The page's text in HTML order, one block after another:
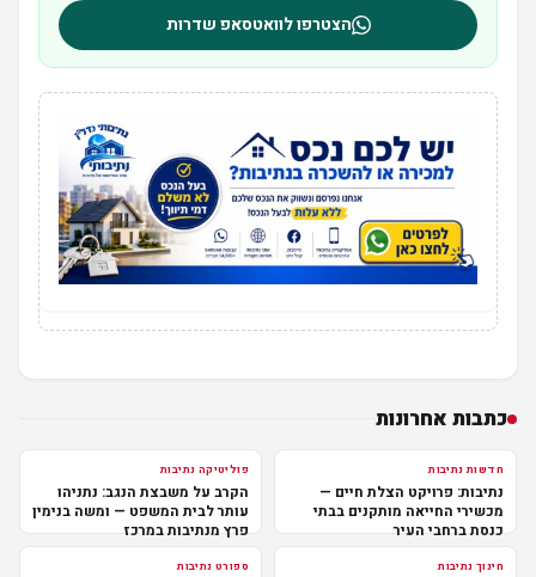
הצטרפו לוואטסאפ שדרות
כתבות אחרונות
חדשות נתיבות
נתיבות: פרויקט הצלת חיים —
מכשירי החייאה מותקנים בבתי
כנסת ברחבי העיר
פוליטיקה נתיבות
הקרב על משבצת הנגב: נתניהו
עותר לבית המשפט — ומשה בנימין
פרץ מנתיבות במרכז
חינוך נתיבות ספורט נתיבות